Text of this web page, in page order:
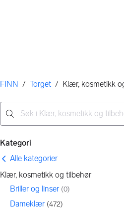
Her er du
FINN / Torget / Klær, kosmetikk
Filtre
Kategori
Alle kategorier
Klær, kosmetikk og tilbehør
Briller og linser (0)
Dameklær (472)